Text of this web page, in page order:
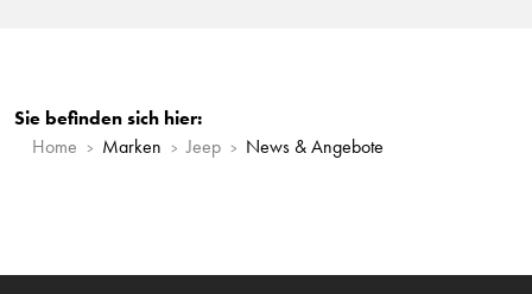
Sie befinden sich hier:
Home
Marken Jeep News & Angebote